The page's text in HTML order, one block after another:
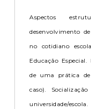
Aspectos
desenvolvimento
no cotidiano
Educação
de uma prática
caso).
universidade/escola.